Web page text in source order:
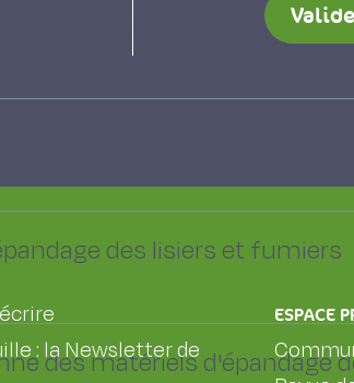
épandage de lisier sur
des lisiers et fumiers
des matériels d'épandage
: la Newsletter de
ESPACE